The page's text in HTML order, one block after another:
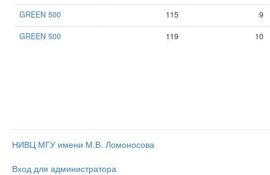
GREEN 500 115
9
GREEN 500
119 10
НИВЦ МГУ имени М.В. Ломоносова
Вход для администратора